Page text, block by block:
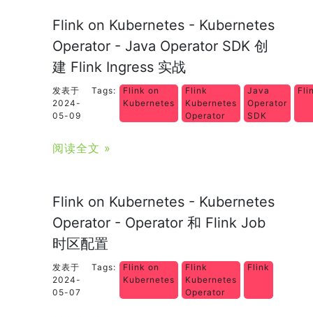
Flink on Kubernetes - Kubernetes
Operator - Java Operator SDK 创
建 Flink Ingress 实战
发表于
2024-
05-09
Tags:
Flink on
Kubernetes
Flink
Kubernetes
Operator
Java
Operator
SDK
阅读全文 »
Flink on Kubernetes - Kubernetes
Operator - Operator 和 Flink Job
时区配置
发表于
2024-
05-07
Tags:
Flink on
Kubernetes
Flink
Kubernetes
Operator
Flink